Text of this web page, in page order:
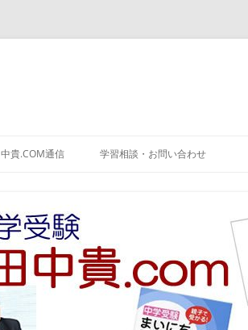
ン
テ
貴.COM通信 学習相談・お問い合わせ